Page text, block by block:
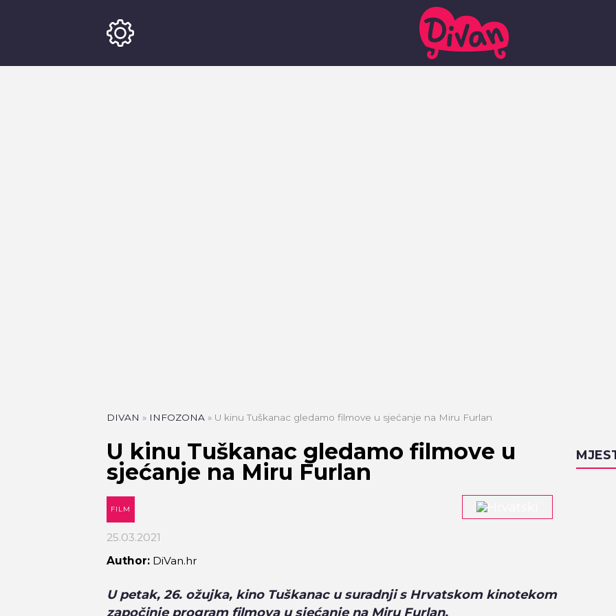
DIVAN » INFOZONA » U kinu Tuškanac gledamo filmove u sjećanje na Miru Furlan
U kinu Tuškanac gledamo filmove u
sjećanje na Miru Furlan
FILM
25.03.2021
Author: DiVan.hr
U petak, 26. ožujka, kino Tuškanac u suradnji s Hrvatskom kinotekom
započinje program filmova u sjećanje na Miru Furlan.